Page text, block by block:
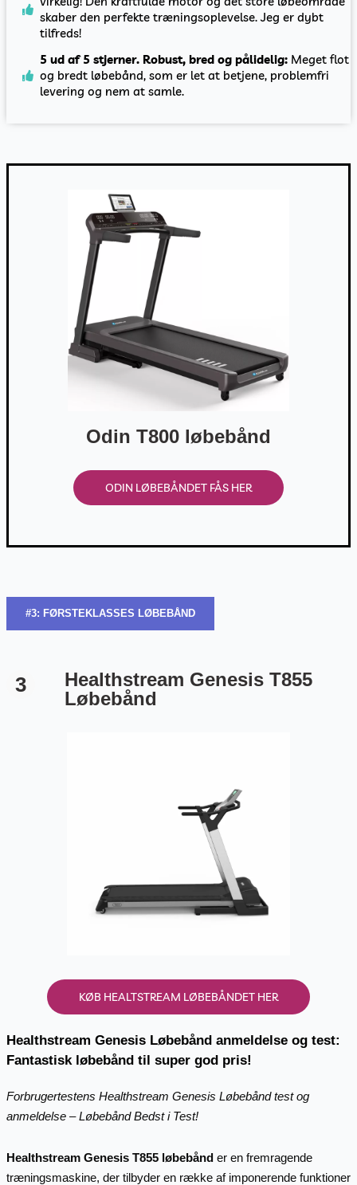
skaber den perfekte træningsoplevelse. Jeg er dybt
tilfreds!
5 ud af 5 stjerner. Robust, bred og pålidelig: Meget flot
og bredt løbebånd, som er let at betjene, problemfri
levering og nem at samle.
Odin T800 løbebånd
ODIN LØBEBÅNDET FÅS HER
#3: FØRSTEKLASSES LØBEBÅND
3
Healthstream Genesis T855
Løbebånd
KØB HEALTSTREAM LØBEBÅNDET HER
Healthstream Genesis Løbebånd anmeldelse og test:
Fantastisk løbebånd til super god pris!
Forbrugertestens Healthstream Genesis Løbebånd test og
anmeldelse – Løbebånd Bedst i Test!
Healthstream Genesis T855 løbebånder en fremragende
træningsmaskine, der tilbyder en række af imponerende funktioner